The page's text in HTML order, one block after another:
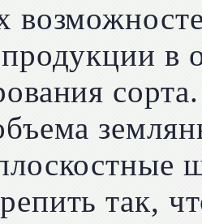
в
так,